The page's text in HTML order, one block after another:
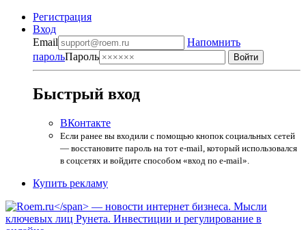
Регистрация
Вход
Email
Напомнить
парольПароль
Быстрый вход
ВКонтакте
Если ранее вы входили с помощью кнопок социальных сетей
— восстановите пароль на тот e-mail, который использовался
в соцсетях и войдите способом «вход по e-mail».
Купить рекламу